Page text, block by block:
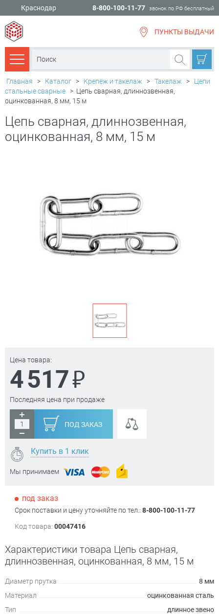
Краснодар 8-800-100-11-77 звонок по РФ бесплатный
ПУНКТЫ ВЫДАЧИ
Каталог товаров
Главная > Каталог > Крепёж и такелаж > Такелаж >
Цепи
стальные сварные > Цепь сварная, длиннозвенная,
оцинкованная, 8 мм, 15 м
Цепь сварная, длиннозвенная,
оцинкованная, 8 мм, 15 м
Цена товара:
4 517₽
Последняя цена при продаже
ПОД ЗАКАЗ
Купить в 1 клик
Мы принимаем
под заказ
Срок поставки и цену уточняйте по тел.: 8-800-100-11-77
Код товара: 00047416
Характеристики товара Цепь сварная,
длиннозвенная, оцинкованная, 8 мм, 15 м
Диаметр прутка
8 мм
Материал
оцинкованная сталь
Тип
длинное звено